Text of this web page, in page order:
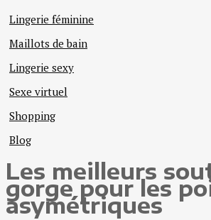
Lingerie féminine
Maillots de bain
Lingerie sexy
Sexe virtuel
Shopping
Blog
Les meilleurs
gorge pour les
asymétriques